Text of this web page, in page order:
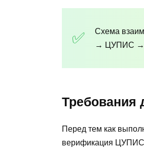
Схема
→ ЦУПИС →
Требования
Перед тем как
верификация ЦУПИС